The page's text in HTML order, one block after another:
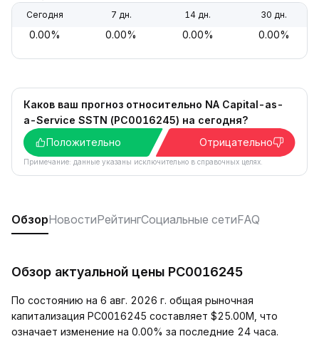
Сегодня 7 дн. 14 дн. 30 дн.
0.00% 0.00% 0.00% 0.00%
Каков ваш прогноз относительно NA Capital-as-
a-Service SSTN (PC0016245) на сегодня?
Положительно
Отрицательно
Примечание: данные указаны исключительно в справочных целях.
ОбзорНовостиРейтингСоциальные сетиFAQ
Обзор актуальной цены PC0016245
По состоянию на 6 авг. 2026 г. общая рыночная
капитализация PC0016245 составляет $25.00M, что
означает изменение на 0.00% за последние 24 часа.